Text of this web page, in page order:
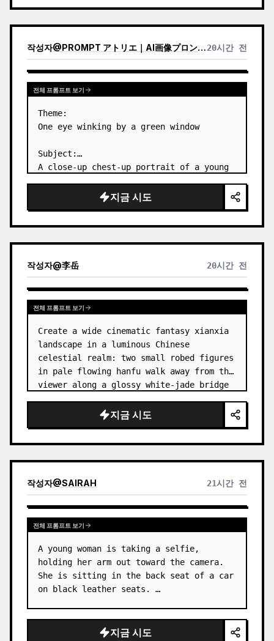
지 질감의 양피지\…
작성자@PROMPT アトリエ｜AI画像プロンプト 20시간 전
전체 프롬프트 보기
Theme:
One eye winking by a green window
Subject:
A close-up chest-up portrait of a young
leaning her cheek on one hand and
smiling with one eye closed at a wooden
지금 시도
작성자@李岳 20시간 전
전체 프롬프트 보기
Create a wide cinematic fantasy xianxia
landscape in a luminous Chinese
celestial realm: two small robed figures
in pale flowing hanfu walk away from the
viewer along a glossy white-jade bridge
rising from a mirror-still l…
지금 시도
작성자@SAIRAH 21시간 전
전체 프롬프트 보기
A young woman is taking a selfie,
holding her arm out toward the camera.
She is sitting in the back seat of a car
on black leather seats. …
지금 시도